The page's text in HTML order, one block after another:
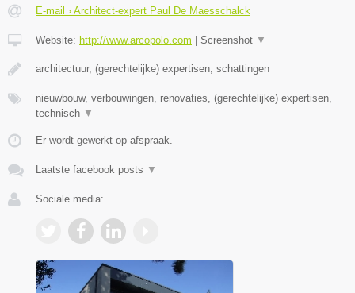
E-mail › Architect-expert Paul De Maesschalck
Website: http://www.arcopolo.com Screenshot ▼
architectuur, (gerechtelijke) expertisen, schattingen
nieuwbouw, verbouwingen, renovaties, (gerechtelijke) expertisen,
technisch ▼
Er wordt gewerkt op afspraak.
Laatste facebook posts ▼
Sociale media: